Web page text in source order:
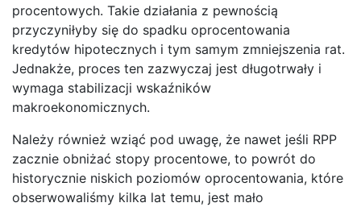
procentowych. Takie działania z pewnością
przyczyniłyby się do spadku oprocentowania
kredytów hipotecznych i tym samym zmniejszenia rat.
Jednakże, proces ten zazwyczaj jest długotrwały i
wymaga stabilizacji wskaźników
makroekonomicznych.
Należy również wziąć pod uwagę, że nawet jeśli RPP
zacznie obniżać stopy procentowe, to powrót do
historycznie niskich poziomów oprocentowania, które
obserwowaliśmy kilka lat temu, jest mało